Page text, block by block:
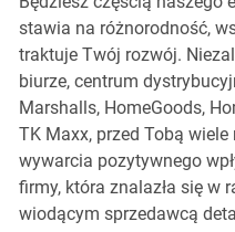
stawia na różnorodność,
traktuje Twój rozwój.
biurze, centrum
Marshalls, HomeGoods,
TK Maxx, przed Tobą
wywarcia pozytywnego
firmy, która znalazła się w
wiodącym sprzedawcą